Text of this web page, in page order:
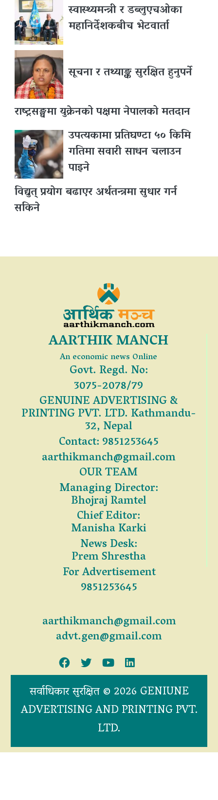
स्वास्थ्यमन्त्री र डब्लुएचओका
महानिर्देशकबीच भेटवार्ता
सूचना र तथ्याङ्क सुरक्षित हुनुपर्ने
राष्ट्रसङ्घमा युक्रेनको पक्षमा नेपालको मतदान
उपत्यकामा प्रतिघण्टा ५० किमि
गतिमा सवारी साधन चलाउन
पाइने
विद्युत् प्रयोग बढाएर अर्थतन्त्रमा सुधार गर्न
सकिने
AARTHIK MANCH
An economic news Online
Govt. Regd. No:
3075-2078/79
GENUINE ADVERTISING &
PRINTING PVT. LTD. Kathmandu-
32, Nepal
Contact: 9851253645
aarthikmanch@gmail.com
OUR TEAM
Managing Director:
Bhojraj Ramtel
Chief Editor:
Manisha Karki
News Desk:
Prem Shrestha
For Advertisement
9851253645
aarthikmanch@gmail.com
advt.gen@gmail.com
सर्वाधिकार सुरक्षित © 2026 GENIUNE
ADVERTISING AND PRINTING PVT.
LTD.